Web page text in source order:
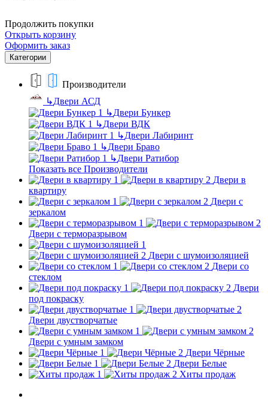
Продолжить покупки
Открыть корзину
Оформить заказ
Категории
Производители
↳Двери АСД
↳Двери Бункер
↳Двери ВДК
↳Двери Лабиринт
↳Двери Браво
↳Двери Ратибор
Показать все Производители
Двери в
квартиру
Двери с
зеркалом
Двери с терморазрывом
Двери с шумоизоляцией
Двери со
стеклом
Двери
под покраску
Двери двустворчатые
Двери с умным замком
Двери Чёрные
Двери Белые
Хиты продаж